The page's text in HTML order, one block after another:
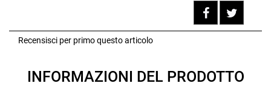
Recensisci per primo questo articolo
INFORMAZIONI DEL PRODOTTO